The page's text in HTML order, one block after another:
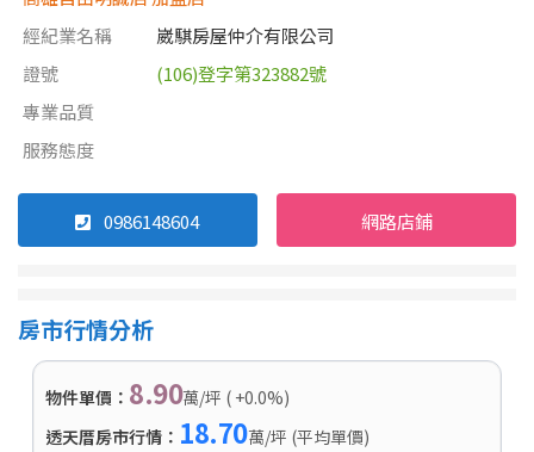
經紀業名稱
崴騏房屋仲介有限公司
證號
(106)登字第323882號
專業品質
服務態度
0986148604 網路店鋪
房市行情分析
物件單價： 8.90萬/坪 ( +0.0%)
透天厝房市行情： 18.70萬/坪 (平均單價)